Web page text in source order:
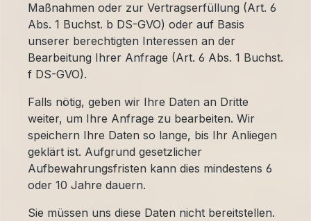
Maßnahmen oder zur Vertragserfüllung (Art. 6
Abs. 1 Buchst. b DS-GVO) oder auf Basis
unserer berechtigten Interessen an der
Bearbeitung Ihrer Anfrage (Art. 6 Abs. 1 Buchst.
f DS-GVO).
Falls nötig, geben wir Ihre Daten an Dritte
weiter, um Ihre Anfrage zu bearbeiten. Wir
speichern Ihre Daten so lange, bis Ihr Anliegen
geklärt ist. Aufgrund gesetzlicher
Aufbewahrungsfristen kann dies mindestens 6
oder 10 Jahre dauern.
Sie müssen uns diese Daten nicht bereitstellen.